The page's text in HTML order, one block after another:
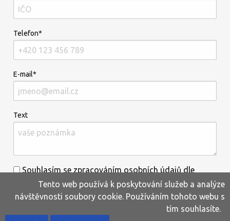
Telefon*
E-mail*
Text
Souhlasím se zpracováním osobních údajů dle
informací uvedenýchzde.*
Tento web používá k poskytování služeb a analýze
návštěvnosti soubory cookie. Používáním tohoto webu s
tím souhlasíte.